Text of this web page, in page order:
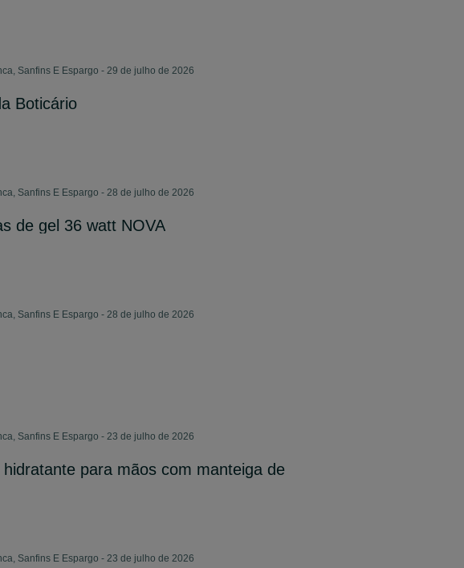
Sanfins E Espargo - 29 de julho de 2026
Boticário
Sanfins E Espargo - 28 de julho de 2026
de gel 36 watt NOVA
Sanfins E Espargo - 28 de julho de 2026
Sanfins E Espargo - 23 de julho de 2026
para mãos com manteiga de
Sanfins E Espargo - 23 de julho de 2026